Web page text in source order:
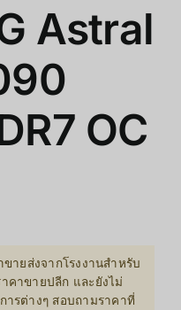
Astral
OC
ายส่งจากโรงงานสำหรับ
คาขายปลีก และยังไม่
ารต่างๆ สอบถามราคาที่